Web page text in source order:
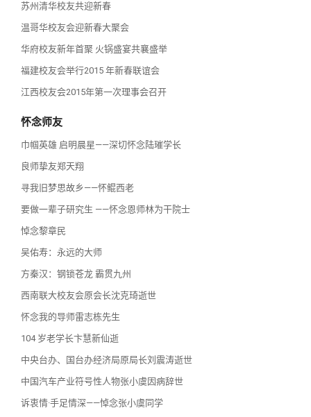
苏州清华校友共迎新春
温哥华校友会迎新春大聚会
华府校友新年首聚 火锅盛宴共襄盛举
福建校友会举行2015 年新春联谊会
江西校友会2015年第一次理事会召开
怀念师友
巾帼英雄 启明晨星——深切怀念陆璀学长
良师挚友郑天翔
寻我旧梦思故乡——怀鲲西老
要做一辈子研究生 ——怀念恩师林为干院士
悼念黎章民
吴佑寿：永远的大师
方秦汉：钢锁苍龙 霸贯九州
西南联大校友会原会长沈克琦逝世
怀念我的导师雷志栋先生
104 岁老学长卞慧新仙逝
中央台办、国台办经济局原局长刘震涛逝世
中国汽车产业符号性人物张小虞因病辞世
诉衷情·手足情深——悼念张小虞同学